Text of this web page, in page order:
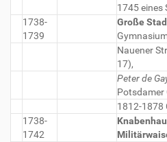
1745 eines
1738-
1739
Große
Nauener
17),
Peter de
Potsdamer
1812-1878
1738-
1742